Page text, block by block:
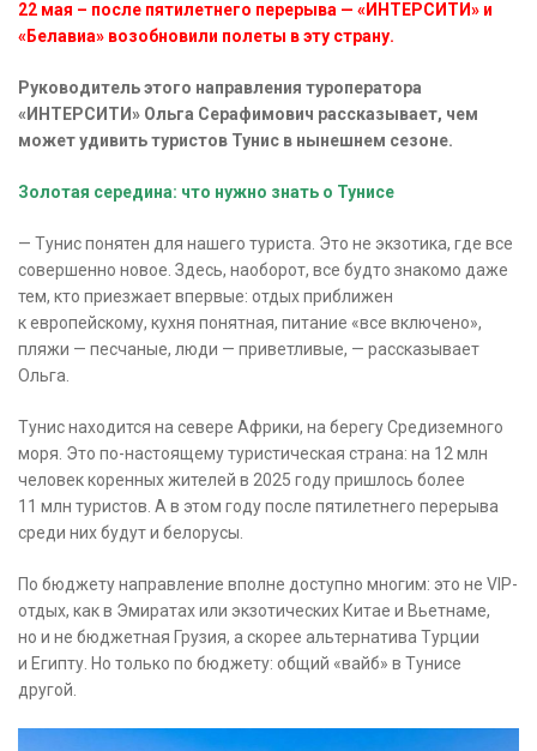
22 мая – после пятилетнего перерыва — «ИНТЕРСИТИ» и
«Белавиа» возобновили полеты в эту страну.
Руководитель этого направления туроператора
«ИНТЕРСИТИ» Ольга Серафимович рассказывает, чем
может удивить туристов Тунис в нынешнем сезоне.
Золотая середина: что нужно знать о Тунисе
— Тунис понятен для нашего туриста. Это не экзотика, где все
совершенно новое. Здесь, наоборот, все будто знакомо даже
тем, кто приезжает впервые: отдых приближен
к европейскому, кухня понятная, питание «все включено»,
пляжи — песчаные, люди — приветливые, — рассказывает
Ольга.
Тунис находится на севере Африки, на берегу Средиземного
моря. Это по-настоящему туристическая страна: на 12 млн
человек коренных жителей в 2025 году пришлось более
11 млн туристов. А в этом году после пятилетнего перерыва
среди них будут и белорусы.
По бюджету направление вполне доступно многим: это не VIP-
отдых, как в Эмиратах или экзотических Китае и Вьетнаме,
но и не бюджетная Грузия, а скорее альтернатива Турции
и Египту. Но только по бюджету: общий «вайб» в Тунисе
другой.